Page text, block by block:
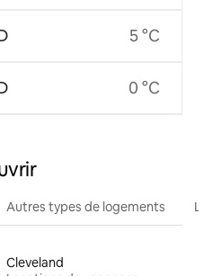
5 °C
0 °C
Autres types de logements
Cleveland